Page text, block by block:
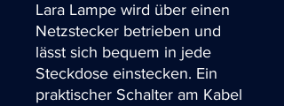
Lara Lampe wird über einen
Netzstecker betrieben und
lässt sich bequem in jede
Steckdose einstecken. Ein
praktischer Schalter am Kabel